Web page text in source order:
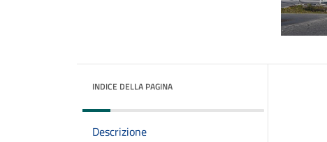
INDICE DELLA PAGINA
Descrizione